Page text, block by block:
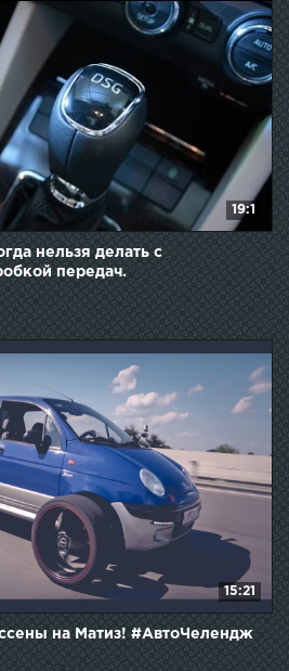
19:1
нельзя делать с
передач.
15:21
на Матиз! #АвтоЧелендж